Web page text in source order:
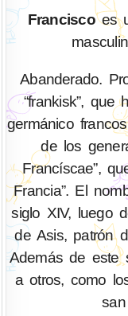
Franciscoes
Abanderado.
“frankisk”, que
germánico
de los
Francíscae”,
Francia”. El
siglo XIV, luego
de Asis, patrón
Además de este
a otros, como